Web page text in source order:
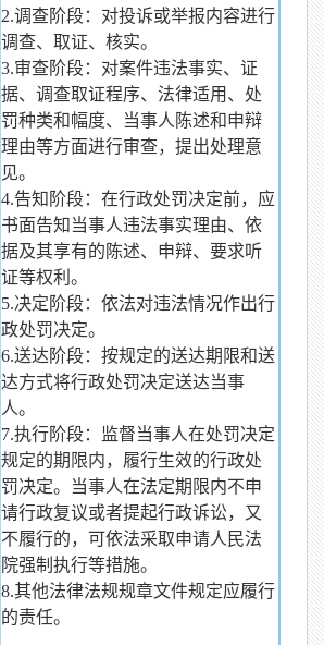
2.调查阶段：对投诉或举报内容进行
调查、取证、核实。
3.审查阶段：对案件违法事实、证
据、调查取证程序、法律适用、处
罚种类和幅度、当事人陈述和申辩
理由等方面进行审查，提出处理意
见。
4.告知阶段：在行政处罚决定前，应
书面告知当事人违法事实理由、依
据及其享有的陈述、申辩、要求听
证等权利。
5.决定阶段：依法对违法情况作出行
政处罚决定。
6.送达阶段：按规定的送达期限和送
达方式将行政处罚决定送达当事
人。
7.执行阶段：监督当事人在处罚决定
规定的期限内，履行生效的行政处
罚决定。当事人在法定期限内不申
请行政复议或者提起行政诉讼，又
不履行的，可依法采取申请人民法
院强制执行等措施。
8.其他法律法规规章文件规定应履行
的责任。